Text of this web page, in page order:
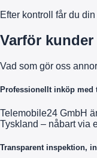
Efter kontroll får du
Varför
Vad som gör oss
Professionellt inköp med
Telemobile24 GmbH
Tyskland – nåbart via
Transparent inspektion,